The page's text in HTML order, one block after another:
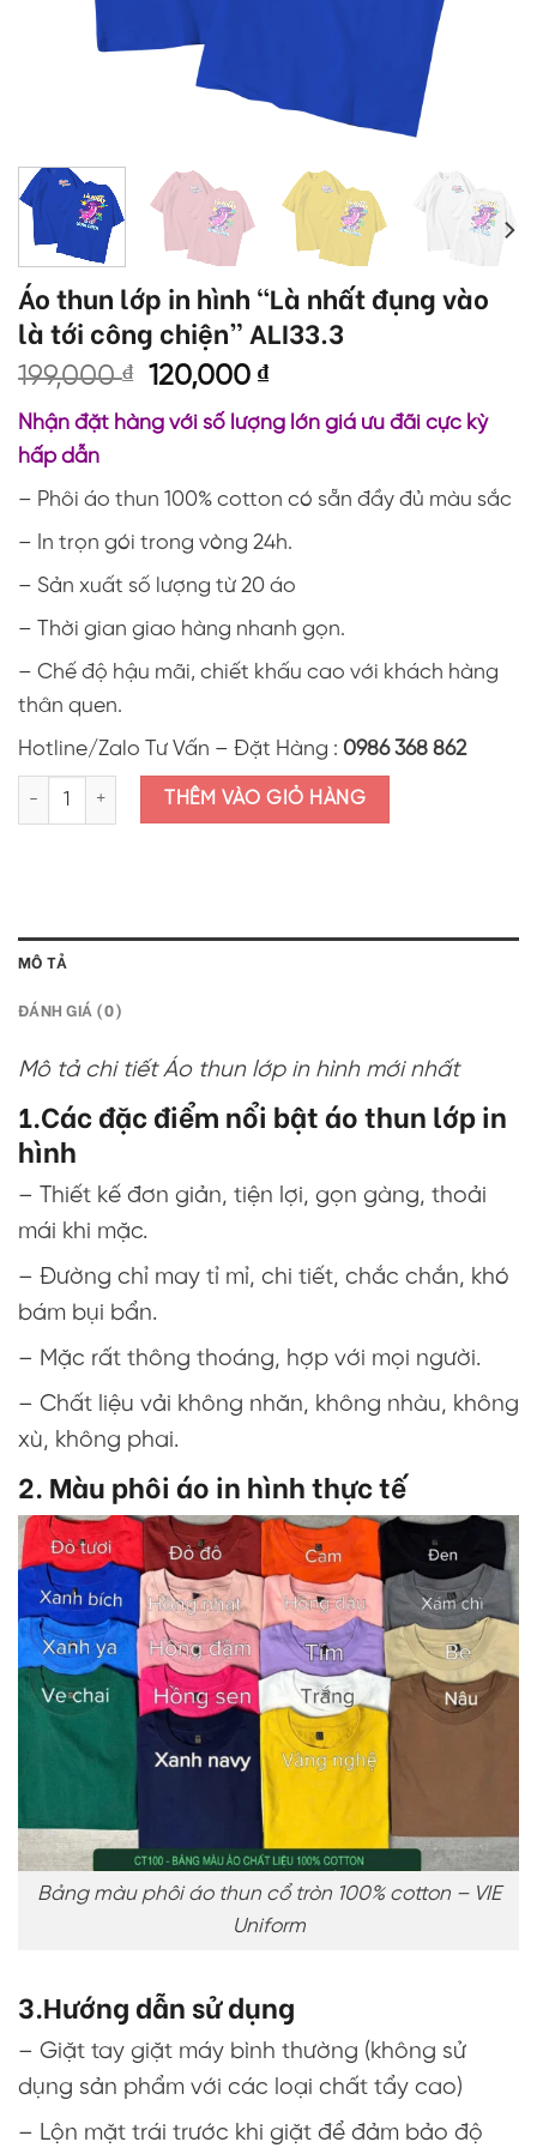
Áo thun lớp in hình “Là nhất đụng vào
là tới công chiện” ALI33.3
199,000₫
Giá
là:
120,000₫Giá
hiện
tại
120,000 ₫.
Nhận đặt hàng với số lượng lớn giá ưu đãi cực kỳ
hấp dẫn
– Phôi áo thun 100% cotton có sẵn đầy đủ màu sắc
– In trọn gói trong vòng 24h.
– Sản xuất số lượng từ 20 áo
– Thời gian giao hàng nhanh gọn.
– Chế độ hậu mãi, chiết khấu cao với khách hàng
thân quen.
Hotline/Zalo Tư Vấn – Đặt Hàng : 0986 368 862
Áo thun lớp in hình "Là nhất đụng vào là tới công chiện" ALI33.3
THÊM VÀO GIỎ HÀNG
MÔ TẢ
ĐÁNH GIÁ (0)
Mô tả chi tiết Áo thun lớp in hình mới nhất
1.Các đặc điểm nổi bật áo thun lớp in
hình
– Thiết kế đơn giản, tiện lợi, gọn gàng, thoải
mái khi mặc.
– Đường chỉ may tỉ mỉ, chi tiết, chắc chắn, khó
bám bụi bẩn.
– Mặc rất thông thoáng, hợp với mọi người.
– Chất liệu vải không nhăn, không nhàu, không
xù, không phai.
2. Màu phôi áo in hình thực tế
Bảng màu phôi áo thun cổ tròn 100% cotton – VIE
Uniform
3.Hướng dẫn sử dụng
– Giặt tay giặt máy bình thường (không sử
dụng sản phẩm với các loại chất tẩy cao)
– Lộn mặt trái trước khi giặt để đảm bảo độ